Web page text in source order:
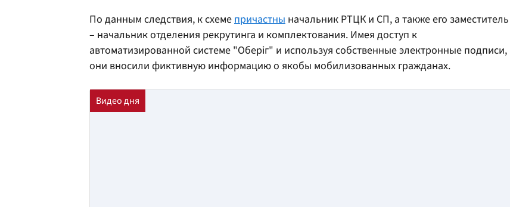
По данным следствия, к схеме причастны начальник РТЦК и СП, а также его заместитель
– начальник отделения рекрутинга и комплектования. Имея доступ к
автоматизированной системе "Оберіг" и используя собственные электронные подписи,
они вносили фиктивную информацию о якобы мобилизованных гражданах.